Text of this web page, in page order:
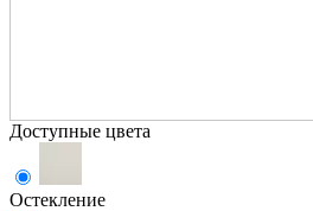
Доступные цвета
Остекление